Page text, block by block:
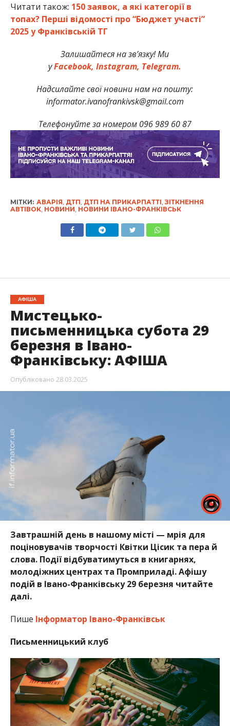
Читати також: 150 заявок, а які категорії в
топах? Перші відомості про “Бюджет участі”
2025 у Франківській ТГ
Залишайтеся на зв’язку! Ми
уFacebook, Instagram, Telegram.
Надсилайте свої новини нам на пошту:
informator.ivanofrankivsk@gmail.com
Телефонуйте за номером 096 989 60 87
МІТКИ: АВАРІЯ, ДТП, ДТП НА ПРИКАРПАТТІ, ЗІТКНЕННЯ
АВТІВОК, НОВИНИ, НОВИНИ ІВАНО-ФРАНКІВСЬК
АФІША
Мистецько-
письменницька субота 29
березня в Івано-
Франківську: АФІША
Опубліковано 28.03.2025
Завтрашній день в нашому місті — мрія для
поціновувачів творчості Квітки Цісик та пера й
слова. Події відбуватимуться в книгарнях,
молодіжних центрах та Промприладі. Афішу
подій в Івано-Франківську 29 березня читайте
далі.
Пише Інформатор Івано-Франківськ
Письменницький клуб